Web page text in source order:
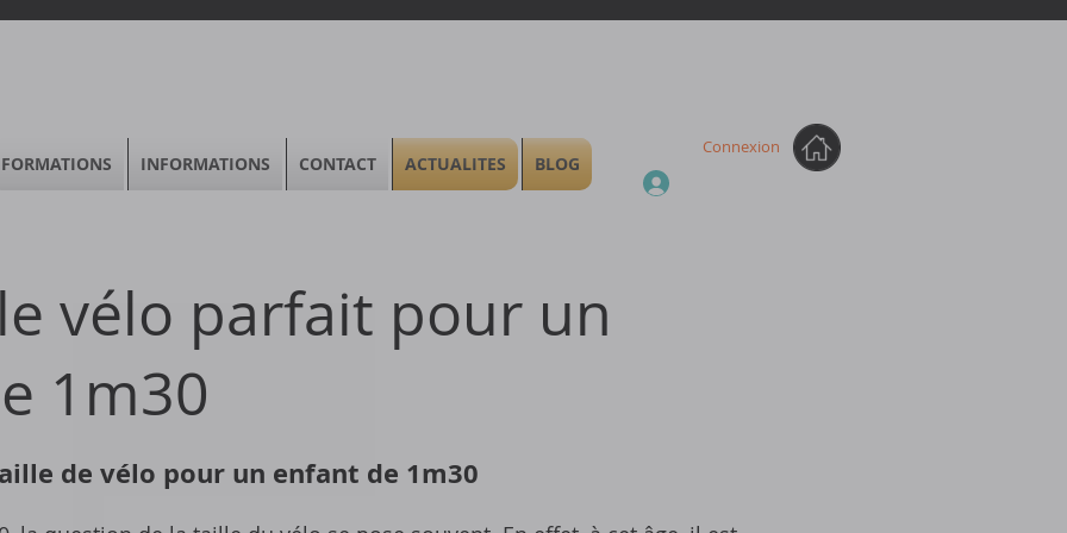
Connexion
vélo parfait pour un
1m30
de vélo pour un enfant de 1m30
FORMATIONS INFORMATIONS CONTACT ACTUALITES BLOG